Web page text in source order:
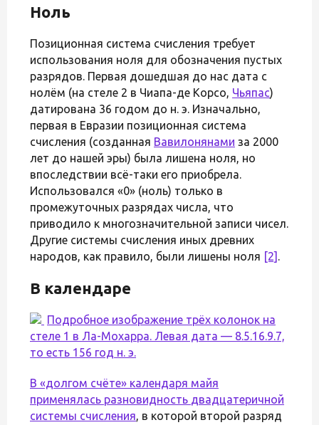
Ноль
Позиционная система счисления требует
использования ноля для обозначения пустых
разрядов. Первая дошедшая до нас дата с
нолём (на стеле 2 в Чиапа-де Корсо, Чьяпас)
датирована 36 годом до н. э. Изначально,
первая в Евразии позиционная система
счисления (созданная Вавилонянами за 2000
лет до нашей эры) была лишена ноля, но
впоследствии всё-таки его приобрела.
Использовался «0» (ноль) только в
промежуточных разрядах числа, что
приводило к многозначительной записи чисел.
Другие системы счисления иных древних
народов, как правило, были лишены ноля [2] .
В календаре
Подробное изображение трёх колонок на
стеле 1 в Ла-Мохарра. Левая дата — 8.5.16.9.7,
то есть 156 год н. э.
В «долгом счёте» календаря майя
применялась разновидность двадцатеричной
системы счисления, в которой второй разряд